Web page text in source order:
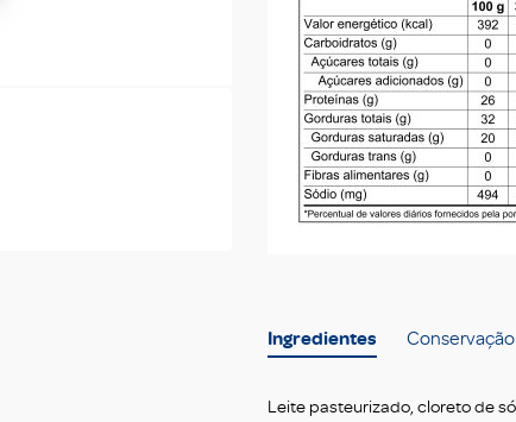
Ingredientes Conservação
Leite pasteurizado, cloreto de